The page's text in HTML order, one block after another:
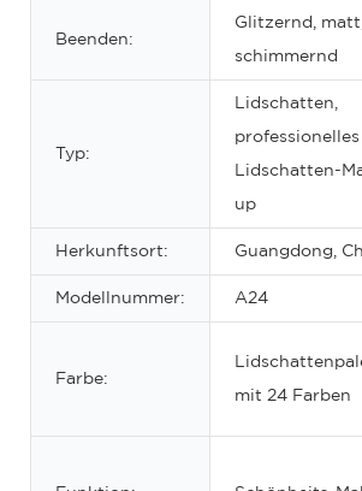
Beenden:
Glitzernd, matt,
schimmernd
Typ:
Lidschatten,
professionelles
Lidschatten-
up
Herkunftsort: Guangdong,
Modellnummer: A24
Farbe:
mit 24 Farben